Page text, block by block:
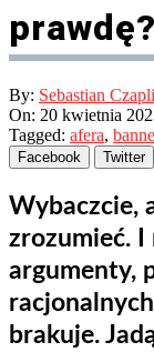
prawdę?
By: Sebastian
On: 20 kwietnia
Tagged: afera,
Facebook Twitter
Wybaczcie,
zrozumieć. I
argumenty,
brakuje.